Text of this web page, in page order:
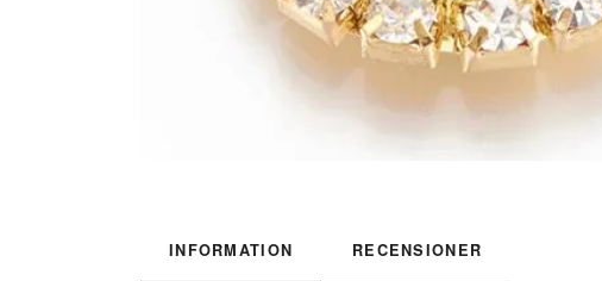
INFORMATION RECENSIONER